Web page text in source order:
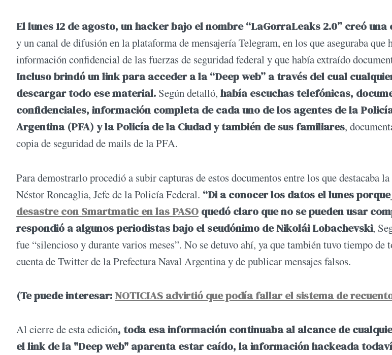
El lunes 12 de agosto, un hacker bajo el nombre “LaGorraLeaks 2.0” creó
y un canal de difusión en la plataforma de mensajería Telegram, en los que aseguraba que
información confidencial de las fuerzas de seguridad federal y que había extraído
Incluso brindó un link para acceder a la “Deep web” a través del cual
descargar todo ese material. Según detalló, había escuchas telefónicas,
confidenciales, información completa de cada uno de los agentes de la
Argentina (PFA) y la Policía de la Ciudad y también de sus familiares,
copia de seguridad de mails de la PFA.
Para demostrarlo procedió a subir capturas de estos documentos entre los que destacaba
Néstor Roncaglia, Jefe de la Policía Federal. “Di a conocer los datos el lunes porque
desastre con Smartmatic en las PASO quedó claro que no se pueden usar
respondió a algunos periodistas bajo el seudónimo de Nikolái Lobachevski,
fue “silencioso y durante varios meses”. No se detuvo ahí, ya que también tuvo tiempo de
cuenta de Twitter de la Prefectura Naval Argentina y de publicar mensajes falsos.
(Te puede interesar:NOTICIAS advirtió que podía fallar el sistema de
Al cierre de esta edición, toda esa información continuaba al alcance de
el link de la "Deep web" aparenta estar caído, la información hackeada